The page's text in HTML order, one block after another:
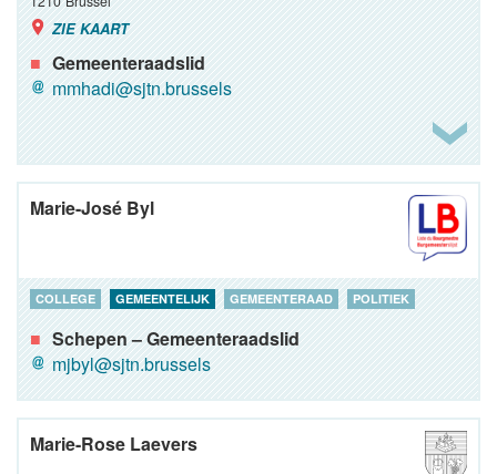
ZIE KAART
Gemeenteraadslid
mmhadi@sjtn.brussels
Marie-José Byl
COLLEGE GEMEENTELIJK GEMEENTERAAD POLITIEK
Schepen – Gemeenteraadslid
mjbyl@sjtn.brussels
Marie-Rose Laevers